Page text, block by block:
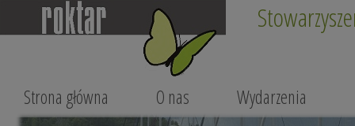
Strona główna O nas Wydarzenia